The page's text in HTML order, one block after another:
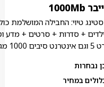
סטינג טיוי: החבילה המושלמת
ילדים + סדרות + סרטים + מדע
מגה
נבחרות